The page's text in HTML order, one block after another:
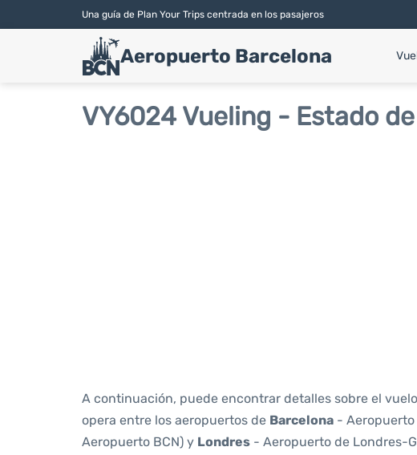
Una guía de Plan Your Trips centrada en los pasajeros
Aeropuerto Barcelona
VY6024 Vueling - Estado
A continuación, puede encontrar detalles sobre el vuelo
opera entre los aeropuertos de Barcelona - Aeropuerto
Aeropuerto BCN) y Londres - Aeropuerto de Londres-